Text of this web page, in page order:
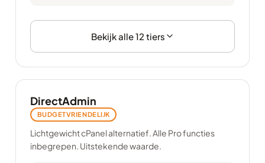
Bekijk alle 12 tiers
DirectAdmin
BUDGETVRIENDELIJK
Lichtgewicht cPanel alternatief. Alle Pro functies
inbegrepen. Uitstekende waarde.